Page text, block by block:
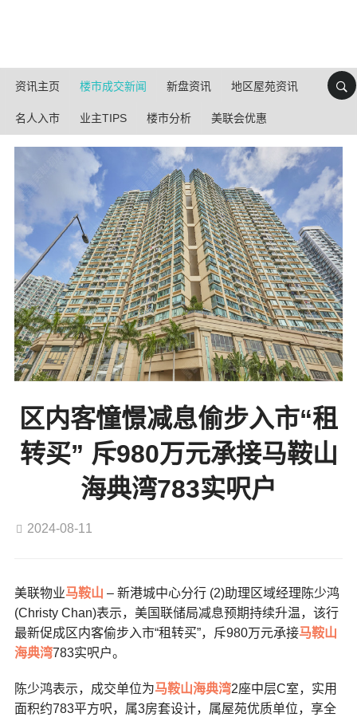
资讯主页 楼市成交新闻 新盘资讯 地区屋苑资讯
名人入市 业主TIPS 楼市分析 美联会优惠
区内客憧憬减息偷步入市“租
转买” 斥980万元承接马鞍山
海典湾783实呎户
2024-08-11
美联物业马鞍山 – 新港城中心分行 (2)助理区域经理陈少鸿
(Christy Chan)表示，美国联储局减息预期持续升温，该行
最新促成区内客偷步入市“租转买”，斥980万元承接马鞍山
海典湾783实呎户。
陈少鸿表示，成交单位为马鞍山海典湾2座中层C室，实用
面积约783平方呎，属3房套设计，属屋苑优质单位，享全